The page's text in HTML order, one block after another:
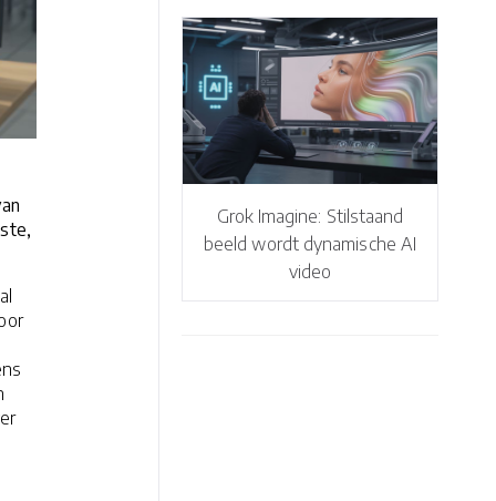
Grok Imagine: Stilstaand
beeld wordt dynamische AI
video